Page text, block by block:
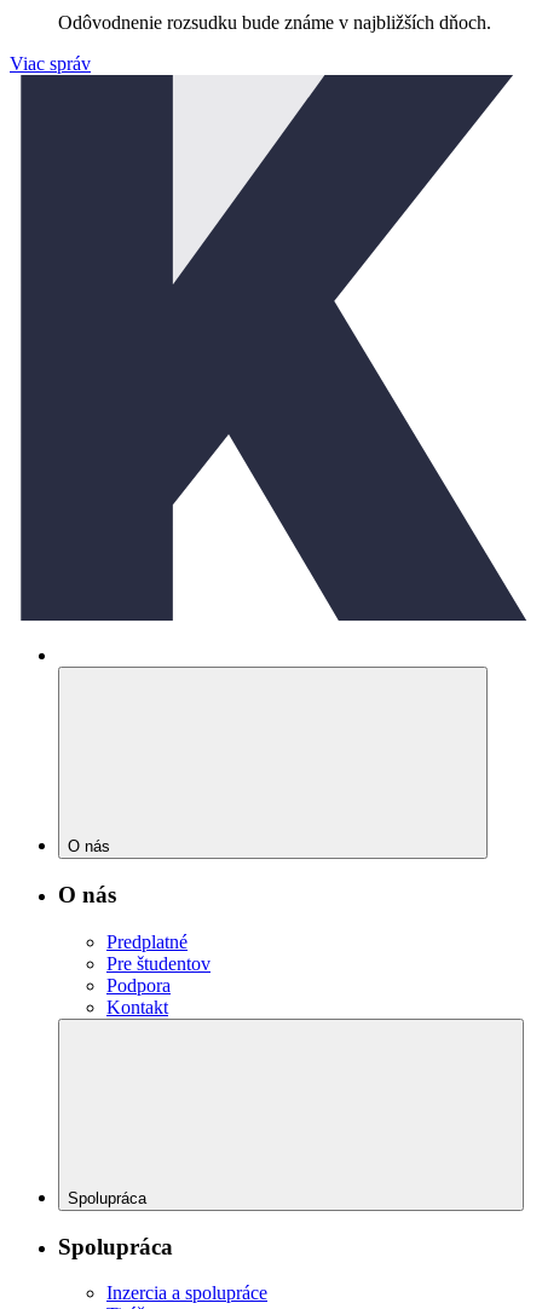
Odôvodnenie rozsudku bude známe v najbližších dňoch.
Viac správ
O nás
O nás
Predplatné
Pre študentov
Podpora
Kontakt
Spolupráca
Spolupráca
Inzercia a spolupráce